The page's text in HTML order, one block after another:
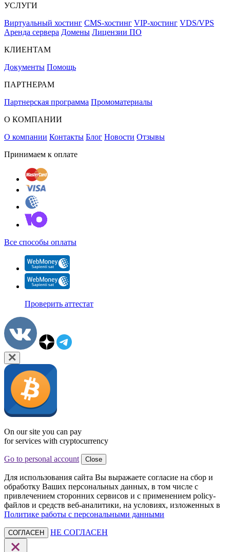
УСЛУГИ
Виртуальный хостинг CMS-хостинг VIP-хостинг VDS/VPS
Аренда сервера Домены Лицензии ПО
КЛИЕНТАМ
Документы Помощь
ПАРТНЕРАМ
Партнерская программа Промоматериалы
О КОМПАНИИ
О компании Контакты Блог Новости Отзывы
Принимаем к оплате
Все способы оплаты
Проверить аттестат
On our site you can pay
for services with cryptocurrency
Go to personal account Close
Для использования сайта Вы выражаете согласие на сбор и
обработку Ваших персональных данных, в том числе с
привлечением сторонних сервисов и с применением policy-
файлов и средств веб-аналитики, на условиях, изложенных в
Политике работы с персональными данными
СОГЛАСЕН НЕ СОГЛАСЕН